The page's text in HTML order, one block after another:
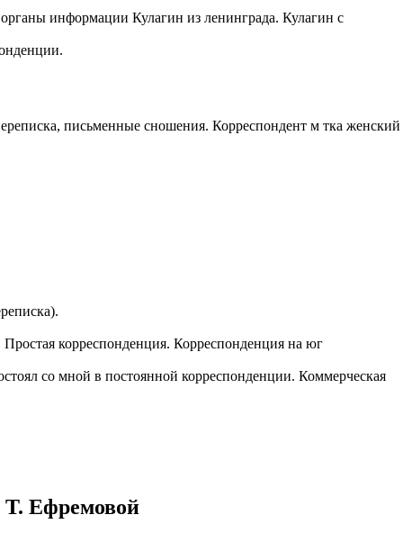
проживание.
в
банка,
информации Кулагин из ленинграда. Кулагин с
письменные сношения. Корреспондент м тка женский
корреспонденция. Корреспонденция на юг
со мной в постоянной корреспонденции. Коммерческая
Т. Ефремовой